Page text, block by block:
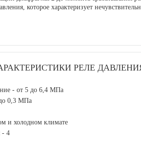
которое характеризует
РЕЛЕ
- от 5 до 6,4 МПа
0,3 МПа
и холодном климате
- 4